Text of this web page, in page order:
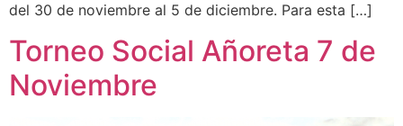
del 30 de noviembre al 5 de diciembre. Para esta […]
Torneo Social Añoreta 7 de
Noviembre